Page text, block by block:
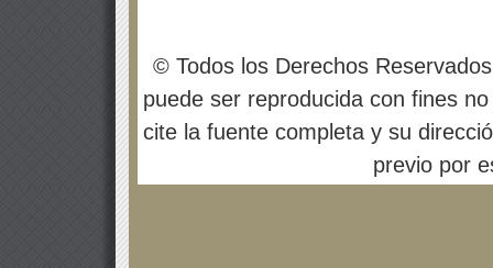
© Todos los Derechos
puede ser reproducida con fines
cite la fuente completa y su
previo por